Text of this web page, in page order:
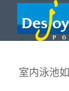
室内泳池